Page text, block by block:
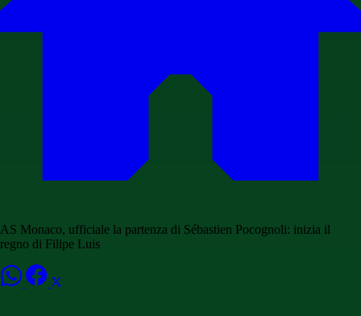
AS Monaco, ufficiale la partenza di Sébastien Pocognoli: inizia il
regno di Filipe Luis